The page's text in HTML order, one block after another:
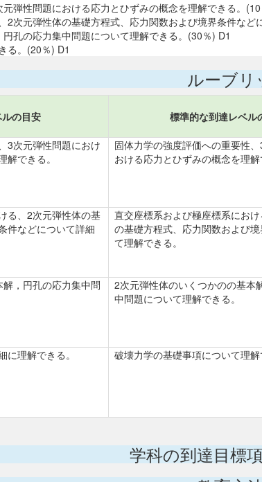
弾性問題における応力とひずみの概念を理解できる。(10
次元弾性体の基礎方程式、応力関数および境界条件など
孔の応力集中問題について理解できる。(30％) D1
る。(20％) D1
ルーブリ
の目安 標準的な到達レベル
3次元弾性問題におけ
できる。
固体力学の強度評価への重要性
おける応力とひずみの概念を理解
る、2次元弾性体の基
件などについて詳細
直交座標系および極座標系にお
の基礎方程式、応力関数および
て理解できる。
，円孔の応力集中問
2次元弾性体のいくつかのの基本
中問題について理解できる。
理解できる。 破壊力学の基礎事項について理解
学科の到達目標